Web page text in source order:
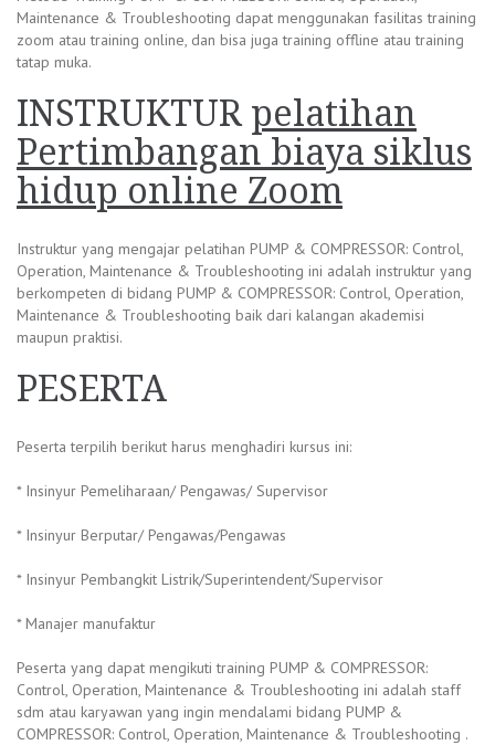
Maintenance & Troubleshooting dapat menggunakan fasilitas training
zoom atau training online, dan bisa juga training offline atau training
tatap muka.
INSTRUKTUR pelatihan
Pertimbangan biaya siklus
hidup online Zoom
Instruktur yang mengajar pelatihan PUMP & COMPRESSOR: Control,
Operation, Maintenance & Troubleshooting ini adalah instruktur yang
berkompeten di bidang PUMP & COMPRESSOR: Control, Operation,
Maintenance & Troubleshooting baik dari kalangan akademisi
maupun praktisi.
PESERTA
Peserta terpilih berikut harus menghadiri kursus ini:
* Insinyur Pemeliharaan/ Pengawas/ Supervisor
* Insinyur Berputar/ Pengawas/Pengawas
* Insinyur Pembangkit Listrik/Superintendent/Supervisor
* Manajer manufaktur
Peserta yang dapat mengikuti training PUMP & COMPRESSOR:
Control, Operation, Maintenance & Troubleshooting ini adalah staff
sdm atau karyawan yang ingin mendalami bidang PUMP &
COMPRESSOR: Control, Operation, Maintenance & Troubleshooting .